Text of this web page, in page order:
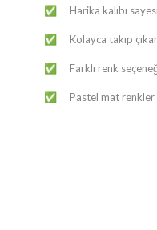
✅ ​​Harika kalıbı
✅ ​​Kolayca takıp
✅ ​​Farklı renk
✅ ​​Pastel mat renkler